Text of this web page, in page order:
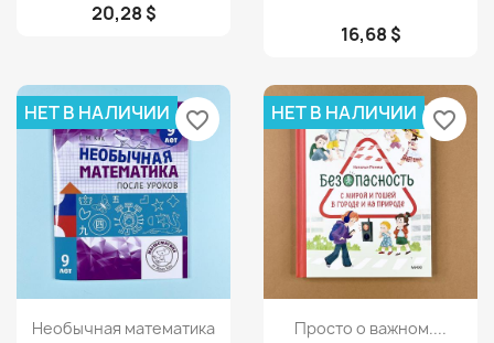
20,28 $
16,68 $
Просмотр
Необычная математика
НЕТ В НАЛИЧИИ favorite_border
Просмотр
Просто о важном....
НЕТ В НАЛИЧИИ favorite_border